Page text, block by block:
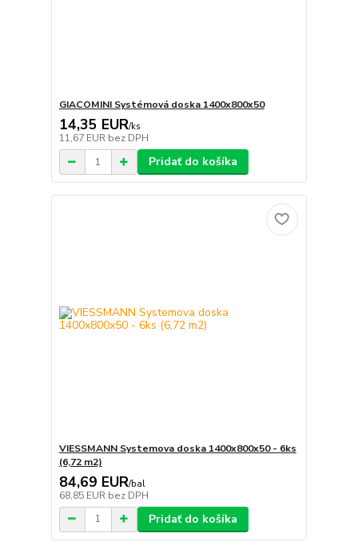
GIACOMINI Systémová doska 1400x800x50
14,35 EUR/ks
11,67 EUR bez DPH
Pridať do košíka
VIESSMANN Systemova doska 1400x800x50 - 6ks
(6,72 m2)
84,69 EUR/bal
68,85 EUR bez DPH
Pridať do košíka